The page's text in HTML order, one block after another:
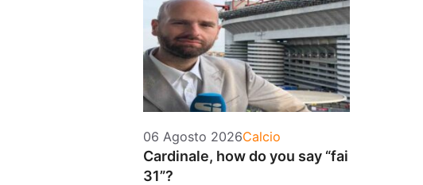
06 Agosto 2026Categorie
Calcio
Cardinale, how do you say “fai
31”?